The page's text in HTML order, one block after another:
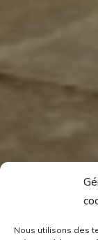
Nous utilisons des